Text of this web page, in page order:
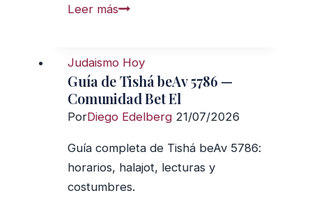
Leer másTodas
están
conectadas
Judaismo Hoy
Guía de Tishá beAv 5786 —
Comunidad Bet El
PorDiego Edelberg 21/07/2026
Guía completa de Tishá beAv 5786:
horarios, halajot, lecturas y
costumbres.